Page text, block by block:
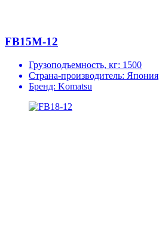
FB15M-12
Грузоподъемность, кг: 1500
Страна-производитель: Япония
Бренд: Komatsu